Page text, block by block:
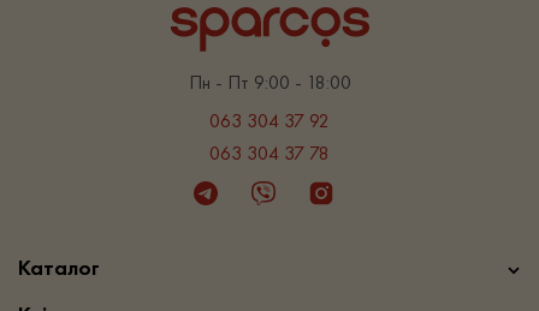
Пн - Пт 9:00 - 18:00
063 304 37 92
063 304 37 78
TelegramViber Instagram
Каталог